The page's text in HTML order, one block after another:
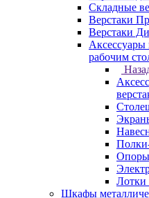
Складные
Верстаки
Верстаки
рабочим
Лотки
Шкафы